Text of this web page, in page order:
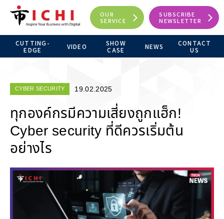
OUR
SERVICE
SUBSCRIBE
NEWSLETTER
CUTTING-
EDGE
VIDEO
SHOW
CASE
NEWS
CONTACT
US
CYBER SECURITY 19.02.2025
ทุกองค์กรมีความเสี่ยงถูกแฮ็ก!
Cyber security ที่ดีควรเริ่มต้น
อย่างไร